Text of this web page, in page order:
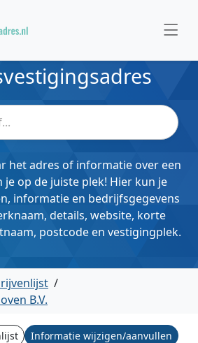
het adres of informatie over een
je op de juiste plek! Hier kun je
informatie en bedrijfsgegevens
details, website, korte
postcode en vestigingplek.
/
B.V.
Informatie wijzigen/aanvullen